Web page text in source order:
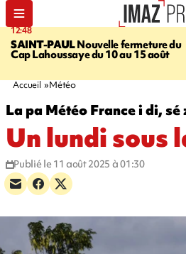
12:48
SAINT-PAULNouvelle fermeture du
Cap Lahoussaye du 10 au 15 août
Accueil Météo
La pa Météo France i di, sé
Un lundi sous
Publié le 11 août 2025 à 01:30